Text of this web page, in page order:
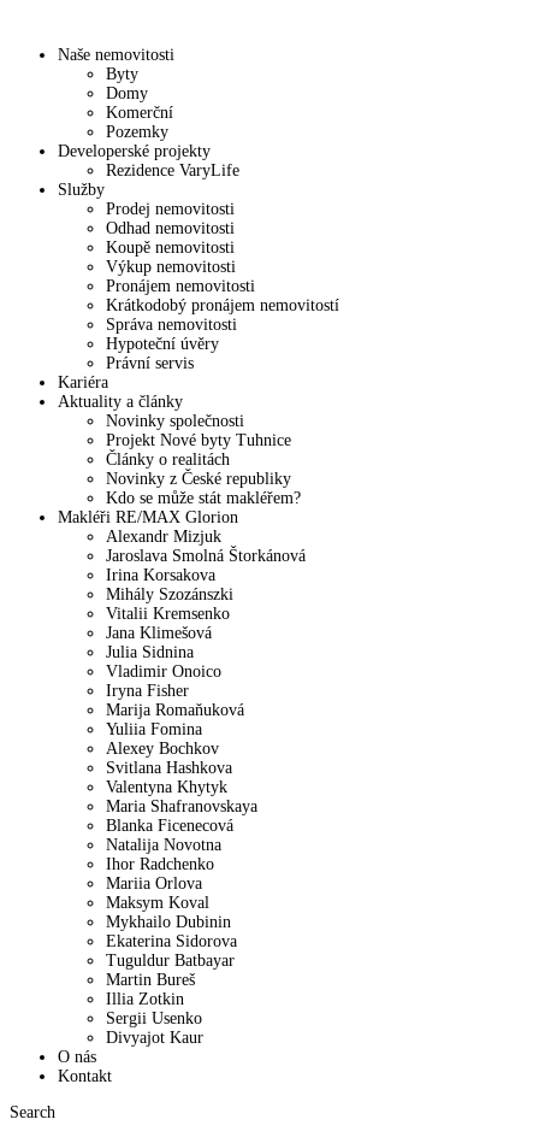
Naše nemovitosti
Byty
Domy
Komerční
Pozemky
Developerské projekty
Rezidence VaryLife
Služby
Prodej nemovitosti
Odhad nemovitosti
Koupě nemovitosti
Výkup nemovitosti
Pronájem nemovitosti
Krátkodobý pronájem nemovitostí
Správa nemovitosti
Hypoteční úvěry
Právní servis
Kariéra
Aktuality a články
Novinky společnosti
Projekt Nové byty Tuhnice
Články o realitách
Novinky z České republiky
Kdo se může stát makléřem?
Makléři RE/MAX Glorion
Alexandr Mizjuk
Jaroslava Smolná Štorkánová
Irina Korsakova
Mihály Szozánszki
Vitalii Kremsenko
Jana Klimešová
Julia Sidnina
Vladimir Onoico
Iryna Fisher
Marija Romaňuková
Yuliia Fomina
Alexey Bochkov
Svitlana Hashkova
Valentyna Khytyk
Maria Shafranovskaya
Blanka Ficenecová
Natalija Novotna
Ihor Radchenko
Mariia Orlova
Maksym Koval
Mykhailo Dubinin
Ekaterina Sidorova
Tuguldur Batbayar
Martin Bureš
Illia Zotkin
Sergii Usenko
Divyajot Kaur
O nás
Kontakt
Search